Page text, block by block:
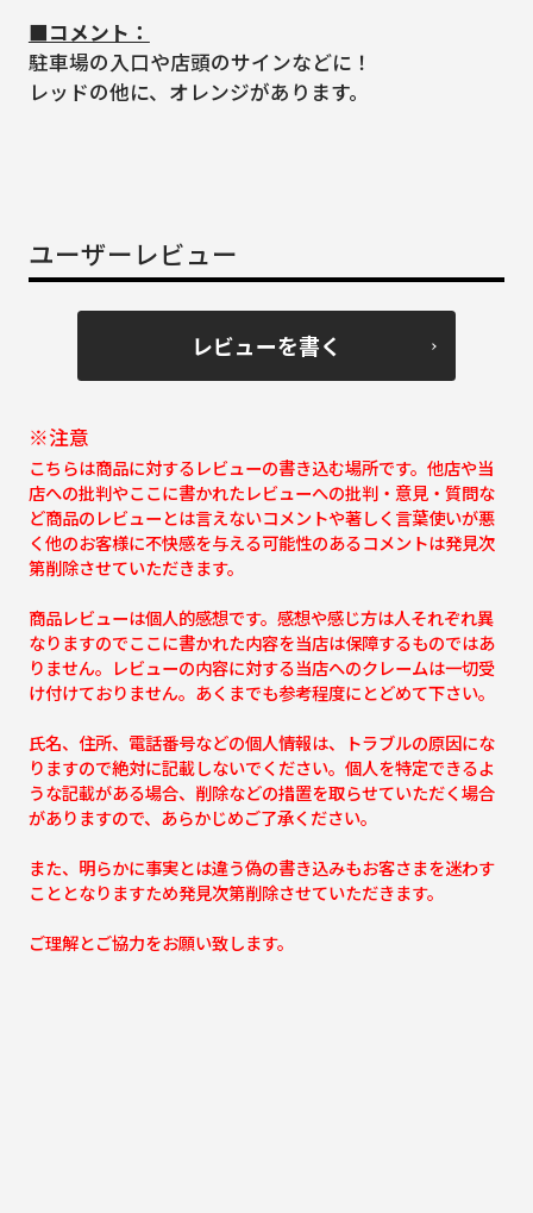
■コメント：
駐車場の入口や店頭のサインなどに！
レッドの他に、オレンジがあります。
ユーザーレビュー
レビューを書く
※注意
こちらは商品に対するレビューの書き込む場所です。他店や当
店への批判やここに書かれたレビューへの批判・意見・質問な
ど商品のレビューとは言えないコメントや著しく言葉使いが悪
く他のお客様に不快感を与える可能性のあるコメントは発見次
第削除させていただきます。
商品レビューは個人的感想です。感想や感じ方は人それぞれ異
なりますのでここに書かれた内容を当店は保障するものではあ
りません。レビューの内容に対する当店へのクレームは一切受
け付けておりません。あくまでも参考程度にとどめて下さい。
氏名、住所、電話番号などの個人情報は、トラブルの原因にな
りますので絶対に記載しないでください。個人を特定できるよ
うな記載がある場合、削除などの措置を取らせていただく場合
がありますので、あらかじめご了承ください。
また、明らかに事実とは違う偽の書き込みもお客さまを迷わす
こととなりますため発見次第削除させていただきます。
ご理解とご協力をお願い致します。